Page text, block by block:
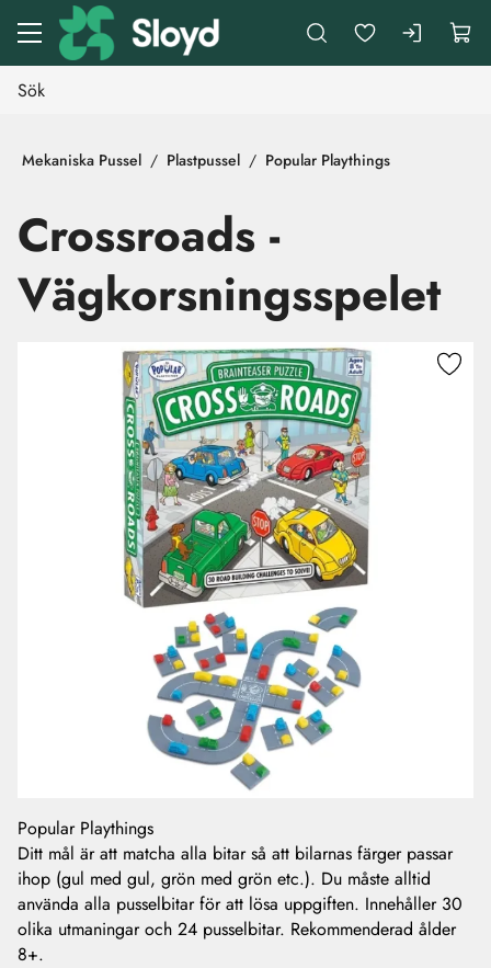
Gå till huvudinnehåll
Mekaniska Pussel Plastpussel Popular Playthings
Crossroads -
Vägkorsningsspelet
Hoppa över bilder
Popular Playthings
Ditt mål är att matcha alla bitar så att bilarnas färger passar
ihop (gul med gul, grön med grön etc.). Du måste alltid
använda alla pusselbitar för att lösa uppgiften. Innehåller 30
olika utmaningar och 24 pusselbitar. Rekommenderad ålder
8+.